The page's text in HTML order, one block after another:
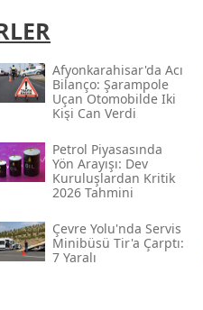
Afyonkarahisar'da Acı
Bilanço: Şarampole
Uçan Otomobilde Iki
Kişi Can Verdi
Petrol Piyasasında
Yön Arayışı: Dev
Kuruluşlardan Kritik
2026 Tahmini
Çevre Yolu'nda Servis
Minibüsü Tir'a Çarptı:
7 Yaralı